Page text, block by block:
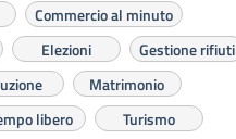
Commercio al minuto
Elezioni
Gestione rifiuti
Matrimonio
libero
Turismo